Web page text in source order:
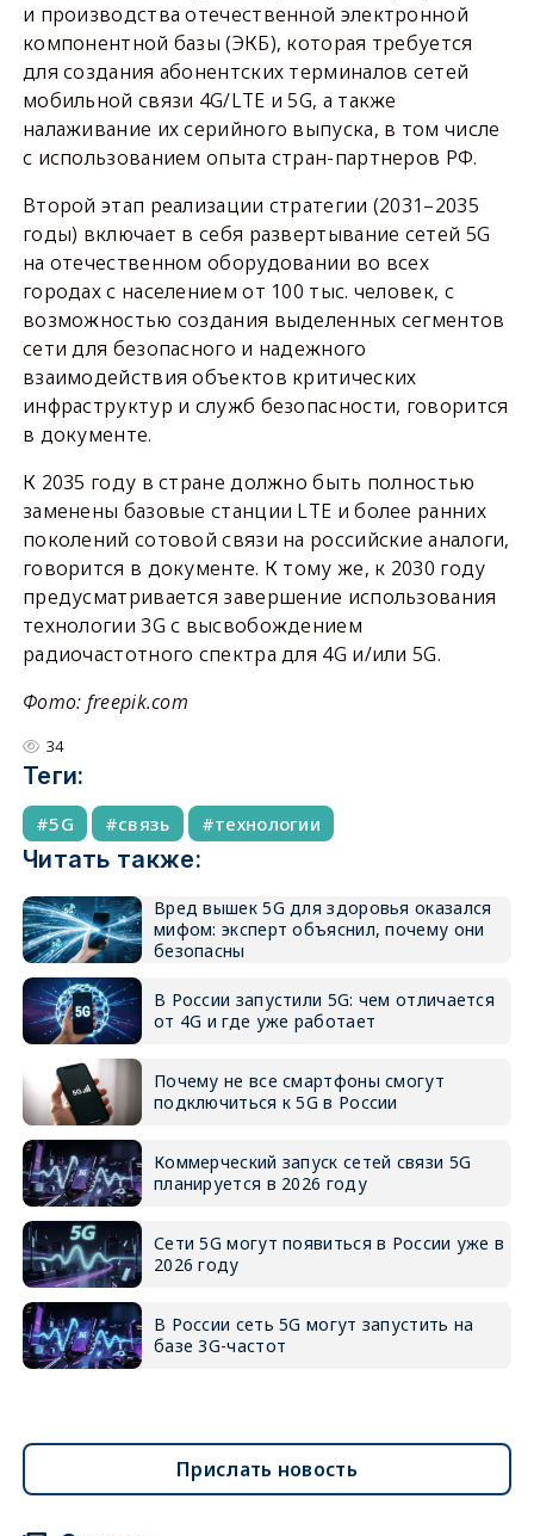
и производства отечественной электронной
компонентной базы (ЭКБ), которая требуется
для создания абонентских терминалов сетей
мобильной связи 4G/LTE и 5G, а также
налаживание их серийного выпуска, в том числе
с использованием опыта стран-партнеров РФ.
Второй этап реализации стратегии (2031–2035
годы) включает в себя развертывание сетей 5G
на отечественном оборудовании во всех
городах с населением от 100 тыс. человек, с
возможностью создания выделенных сегментов
сети для безопасного и надежного
взаимодействия объектов критических
инфраструктур и служб безопасности, говорится
в документе.
К 2035 году в стране должно быть полностью
заменены базовые станции LTE и более ранних
поколений сотовой связи на российские аналоги,
говорится в документе. К тому же, к 2030 году
предусматривается завершение использования
технологии 3G с высвобождением
радиочастотного спектра для 4G и/или 5G.
Фото: freepik.com
34
Теги:
5G связь технологии
Читать также:
Вред вышек 5G для здоровья оказался
мифом: эксперт объяснил, почему они
безопасны
В России запустили 5G: чем отличается
от 4G и где уже работает
Почему не все смартфоны смогут
подключиться к 5G в России
Коммерческий запуск сетей связи 5G
планируется в 2026 году
Сети 5G могут появиться в России уже в
2026 году
В России сеть 5G могут запустить на
базе 3G-частот
Прислать новость